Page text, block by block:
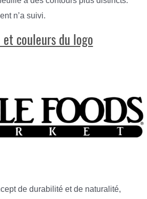
n’a suivi.
et couleurs du logo
de durabilité et de naturalité,